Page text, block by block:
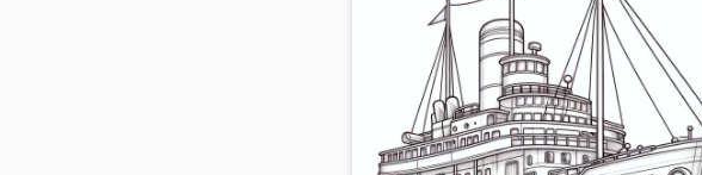
Vecchia nave a vapore e nave
passeggeri da colorare (Gratis)
Navigatore nostalgico incontra elegante nave
passeggeri. Scarica gratuitamente e lasciati
ispirare. Inizia il tuo viaggio creativo ora con il